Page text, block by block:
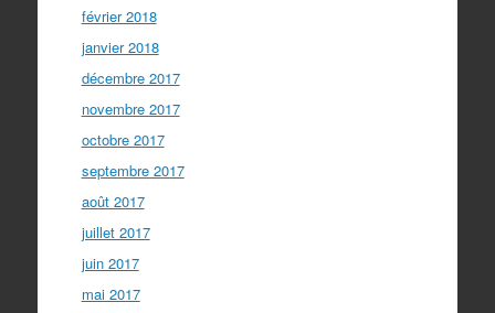
février 2018
janvier 2018
décembre 2017
novembre 2017
octobre 2017
septembre 2017
août 2017
juillet 2017
juin 2017
mai 2017